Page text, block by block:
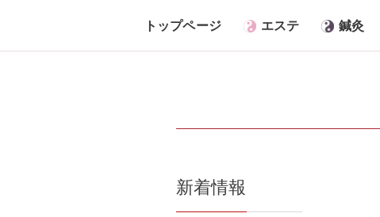
トップページ エステ 鍼灸
新着情報